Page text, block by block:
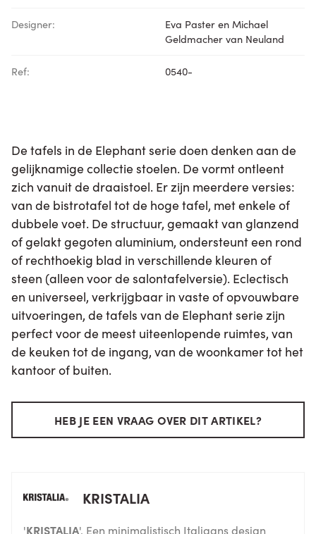
Designer:
Eva Paster en Michael
Geldmacher van Neuland
Ref: 0540-
De tafels in de Elephant serie doen denken aan de
gelijknamige collectie stoelen. De vormt ontleent
zich vanuit de draaistoel. Er zijn meerdere versies:
van de bistrotafel tot de hoge tafel, met enkele of
dubbele voet. De structuur, gemaakt van glanzend
of gelakt gegoten aluminium, ondersteunt een rond
of rechthoekig blad in verschillende kleuren of
steen (alleen voor de salontafelversie). Eclectisch
en universeel, verkrijgbaar in vaste of opvouwbare
uitvoeringen, de tafels van de Elephant serie zijn
perfect voor de meest uiteenlopende ruimtes, van
de keuken tot de ingang, van de woonkamer tot het
kantoor of buiten.
HEB JE EEN VRAAG OVER DIT ARTIKEL?
KRISTALIA
'KRISTALIA'. Een minimalistisch Italiaans design